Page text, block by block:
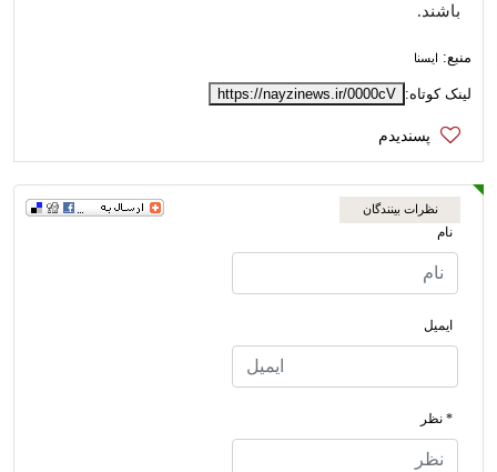
باشند.
منبع: ایسنا
لینک کوتاه: https://nayzinews.ir/0000cV
نظرات بینندگان
نام
ایمیل
* نظر